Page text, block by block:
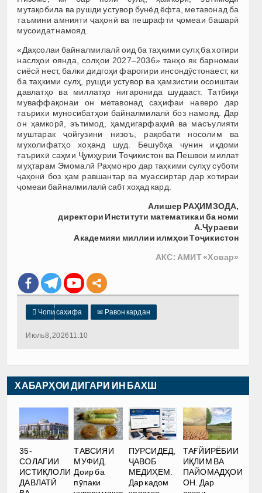
мутақобила ва рушди устувор бунёд ёфта, метавонад ба
таъмини амнияти ҷаҳонӣ ва пешрафти ҷомеаи башарӣ
мусоидат намояд.
«Даҳсолаи байналмилалӣ оид ба таҳкими сулҳ ба хотири
наслҳои оянда, солҳои 2027–2036» танҳо як барномаи
сиёсӣ нест, балки дидгоҳи фарогири инсондӯстонаест, ки
ба таҳкими сулҳ, рушди устувор ва ҳамзистии осоиштаи
давлатҳо ва миллатҳо нигаронида шудааст. Татбиқи
муваффақонаи он метавонад саҳифаи наверо дар
таърихи муносибатҳои байналмилалӣ боз намояд. Дар
он ҳамкорӣ, эътимод, ҳамдигарфаҳмӣ ва масъулияти
муштарак ҷойгузини низоъ, рақобати носолим ва
мухолифатҳо хоҳанд шуд. Бешубҳа чунин иқдоми
таърихӣ саҳми Ҷумҳурии Тоҷикистон ва Пешвои миллат
муҳтарам Эмомалӣ Раҳмонро дар таҳкими сулҳу суботи
ҷаҳонӣ боз ҳам равшантар ва муассиртар дар хотираи
ҷомеаи байналмилалӣ сабт хоҳад кард.
Алишер РАҲИМЗОДА,
директори Институти математикаи ба номи
А.Ҷураеви
Академияи миллии илмҳои Тоҷикистон
АКС: АМИТ «Ховар»
 Чопи саҳифа ✉ Равон кардан
Июль 8, 2026 11:10
ХАБАРҲОИ ДИГАРИ ИН БАХШ
35-
СОЛАГИИ
ИСТИҚЛОЛИ
ДАВЛАТӢ
ТАВСИЯИ
МУФИД.
Доир ба
пӯпаки
ПУРСИДЕД,
ҶАВОБ
МЕДИҲЕМ.
Дар кадом
ТАҒЙИРЁБИИ
ИҚЛИМ ВА
ПАЙОМАДҲОИ
ОН. Дар